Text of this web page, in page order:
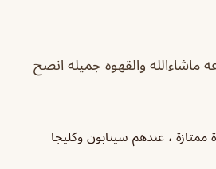
ماشاءالله والقهوه جميله انصح
ممتازة ، عندهم سينابون وكليجا